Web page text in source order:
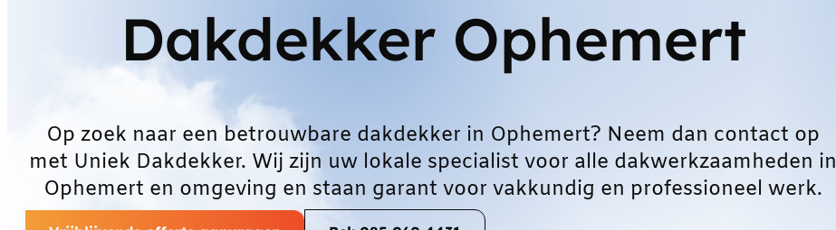
Dakdekker Ophemert
Op zoek naar een betrouwbare dakdekker in Ophemert? Neem dan contact op
met Uniek Dakdekker. Wij zijn uw lokale specialist voor alle dakwerkzaamheden in
Ophemert en omgeving en staan garant voor vakkundig en professioneel werk.